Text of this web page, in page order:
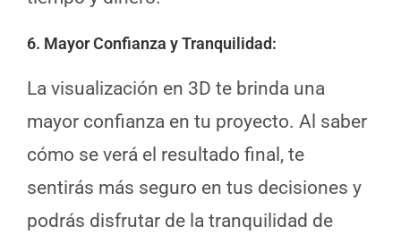
6. Mayor Confianza y Tranquilidad:
La visualización en 3D te brinda una
mayor confianza en tu proyecto. Al saber
cómo se verá el resultado final, te
sentirás más seguro en tus decisiones y
podrás disfrutar de la tranquilidad de